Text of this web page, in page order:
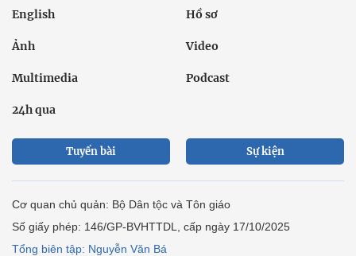
English Hồ sơ
Ảnh Video
Multimedia Podcast
24h qua
Tuyến bài Sự kiện
Cơ quan chủ quản: Bộ Dân tộc và Tôn giáo
Số giấy phép: 146/GP-BVHTTDL, cấp ngày 17/10/2025
Tổng biên tập: Nguyễn Văn Bá